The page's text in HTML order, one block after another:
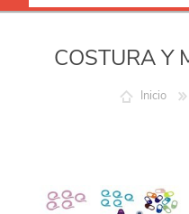
COSTURA Y
Inicio